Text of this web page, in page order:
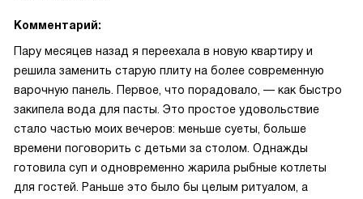
Комментарий:
Пару месяцев назад я переехала в новую квартиру и
решила заменить старую плиту на более современную
варочную панель. Первое, что порадовало, — как быстро
закипела вода для пасты. Это простое удовольствие
стало частью моих вечеров: меньше суеты, больше
времени поговорить с детьми за столом. Однажды
готовила суп и одновременно жарила рыбные котлеты
для гостей. Раньше это было бы целым ритуалом, а